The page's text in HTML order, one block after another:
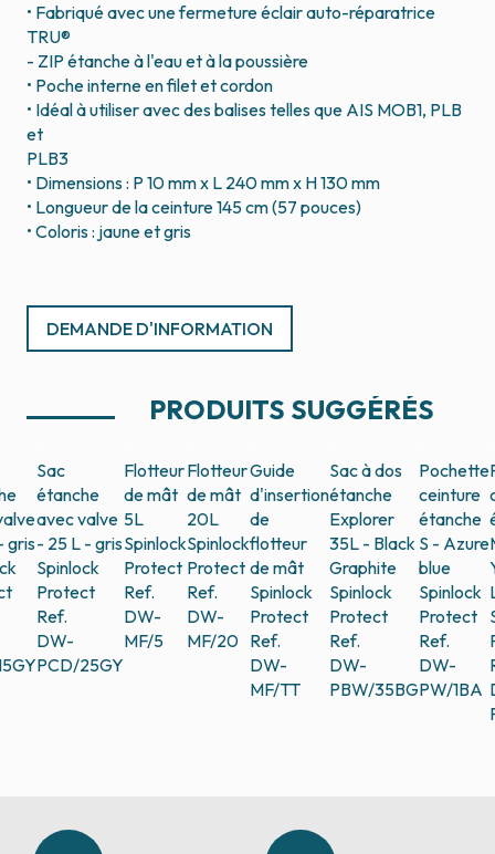
• Fabriqué avec une fermeture éclair auto-réparatrice
TRU®
- ZIP étanche à l'eau et à la poussière
• Poche interne en filet et cordon
• Idéal à utiliser avec des balises telles que AIS MOB1, PLB
et
PLB3
• Dimensions : P 10 mm x L 240 mm x H 130 mm
• Longueur de la ceinture 145 cm (57 pouces)
• Coloris : jaune et gris
DEMANDE D'INFORMATION
PRODUITS SUGGÉRÉS
gris
Sac
étanche
avec valve
- 25 L - gris
Spinlock
Protect
Ref.
DW-
PCD/25GY
Flotteur
de mât
5L
Spinlock
Protect
Ref.
DW-
MF/5
Flotteur
de mât
20L
Spinlock
Protect
Ref.
DW-
MF/20
Guide
d'insertion
de
flotteur
de mât
Spinlock
Protect
Ref.
DW-
MF/TT
Sac à dos
étanche
Explorer
35L - Black
Graphite
Spinlock
Protect
Ref.
DW-
PBW/35BG
Pochette
ceinture
étanche
S - Azure
blue
Spinlock
Protect
Ref.
DW-
PW/1BA